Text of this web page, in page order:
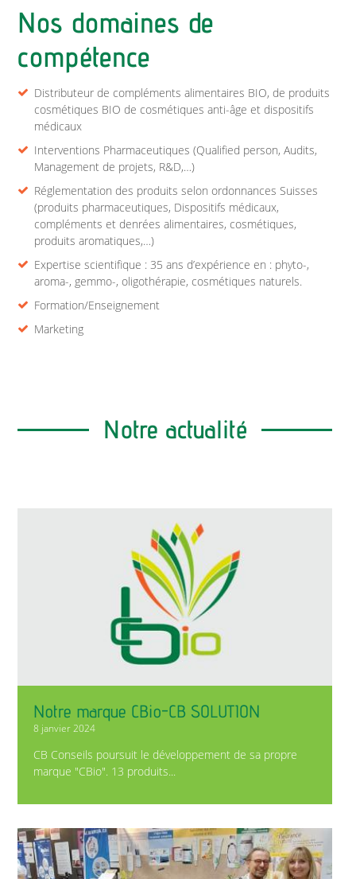
Nos domaines de
compétence
Distributeur de compléments alimentaires BIO, de produits
cosmétiques BIO de cosmétiques anti-âge et dispositifs
médicaux
Interventions Pharmaceutiques (Qualified person, Audits,
Management de projets, R&D,…)
Réglementation des produits selon ordonnances Suisses
(produits pharmaceutiques, Dispositifs médicaux,
compléments et denrées alimentaires, cosmétiques,
produits aromatiques,…)
Expertise scientifique : 35 ans d’expérience en : phyto-,
aroma-, gemmo-, oligothérapie, cosmétiques naturels.
Formation/Enseignement
Marketing
Notre actualité
Notre marque CBio-CB SOLUTION
8 janvier 2024
CB Conseils poursuit le développement de sa propre
marque "CBio". 13 produits...